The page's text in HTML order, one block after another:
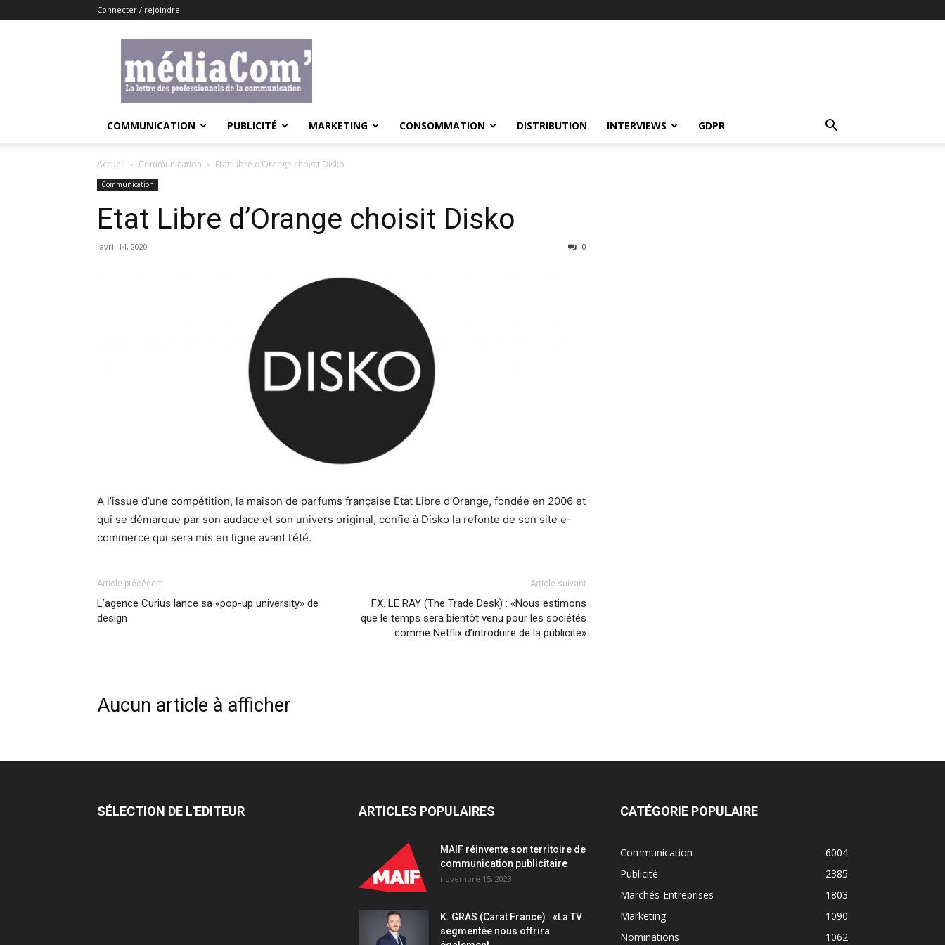
Connecter / rejoindre
COMMUNICATION PUBLICITÉ MARKETING CONSOMMATION DISTRIBUTION INTERVIEWS GDPR
Accueil Communication Etat Libre d’Orange choisit Disko
Communication
Etat Libre d’Orange choisit Disko
avril 14, 2020 0
A l’issue d’une compétition, la maison de parfums française Etat Libre d’Orange, fondée en 2006 et
qui se démarque par son audace et son univers original, confie à Disko la refonte de son site e-
commerce qui sera mis en ligne avant l’été.
Article précédent
L’agence Curius lance sa «pop-up university» de
design
Article suivant
FX. LE RAY (The Trade Desk) : «Nous estimons
que le temps sera bientôt venu pour les sociétés
comme Netflix d’introduire de la publicité»
Aucun article à afficher
SÉLECTION DE L'EDITEUR ARTICLES POPULAIRES
MAIF réinvente son territoire de
communication publicitaire
novembre 15, 2023
K. GRAS (Carat France) : «La TV
segmentée nous offrira
CATÉGORIE POPULAIRE
Communication
6004
Publicité
2385
Marchés-Entreprises
1803
Marketing
1090
Nominations
1062